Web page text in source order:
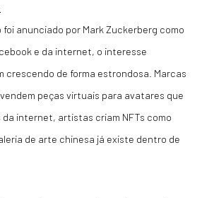
anunciado por Mark Zuckerberg como
e da internet, o interesse
crescendo de forma estrondosa. Marcas
peças virtuais para avatares que
da internet, artistas criam NFTs como
de arte chinesa já existe dentro de